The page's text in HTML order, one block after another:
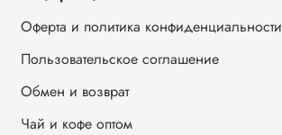
Оферта и политика конфиденциальности
Пользовательское соглашение
Обмен и возврат
Чай и кофе оптом